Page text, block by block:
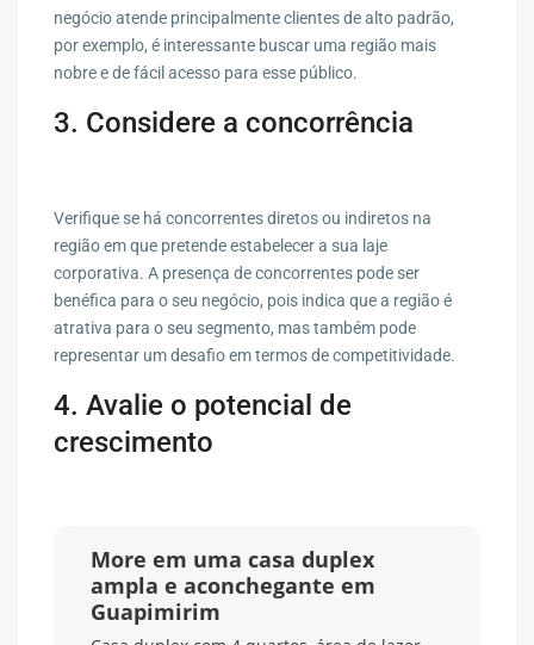
negócio atende principalmente clientes de alto padrão,
por exemplo, é interessante buscar uma região mais
nobre e de fácil acesso para esse público.
3. Considere a concorrência
Verifique se há concorrentes diretos ou indiretos na
região em que pretende estabelecer a sua laje
corporativa. A presença de concorrentes pode ser
benéfica para o seu negócio, pois indica que a região é
atrativa para o seu segmento, mas também pode
representar um desafio em termos de competitividade.
4. Avalie o potencial de
crescimento
More em uma casa duplex
ampla e aconchegante em
Guapimirim